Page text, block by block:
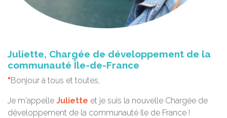
Juliette, Chargée de développement de la
communauté Île-de-France
"Bonjour à tous et toutes,
Je m'appelle Juliette et je suis la nouvelle Chargée de
développement de la communauté Ile de France !